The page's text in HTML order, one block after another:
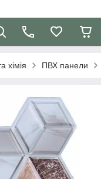
хімія ПВХ панели